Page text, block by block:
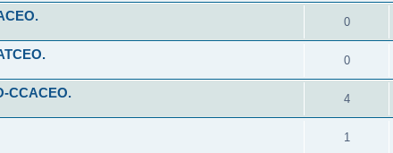
0
0
CCACEO. 4
1